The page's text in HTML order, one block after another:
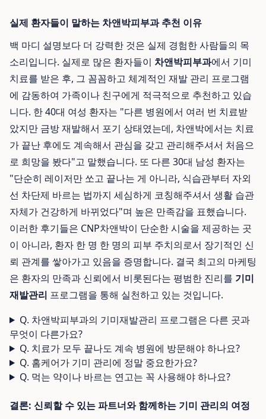
실제 환자들이 말하는 차앤박피부과 추천 이유
백 마디 설명보다 더 강력한 것은 실제 경험한 사람들의 목
소리입니다. 실제로 많은 환자들이 차앤박피부과에서 기미
치료를 받은 후, 그 꼼꼼하고 체계적인 재발 관리 프로그램
에 감동하여 가족이나 친구에게 적극적으로 추천하고 있습
니다. 한 40대 여성 환자는 "다른 병원에서 여러 번 치료받
았지만 금방 재발해서 포기 상태였는데, 차앤박에서는 치료
가 끝난 후에도 계속해서 관심을 갖고 관리해주셔서 처음으
로 희망을 봤다"고 말했습니다. 또 다른 30대 남성 환자는
"단순히 레이저만 쏘고 끝나는 게 아니라, 식습관부터 자외
선 차단제 바르는 법까지 세심하게 코칭해주셔서 생활 습관
자체가 건강하게 바뀌었다"며 높은 만족감을 표했습니다.
이러한 후기들은 CNP차앤박이 단순한 시술을 제공하는 곳
이 아니라, 환자 한 명 한 명의 피부 주치의로서 장기적인 신
뢰 관계를 쌓아가고 있음을 증명합니다. 결국 최고의 마케팅
은 환자의 만족과 신뢰에서 비롯된다는 평범한 진리를 기미
재발관리 프로그램을 통해 실천하고 있는 것입니다.
Q. 차앤박피부과의 기미재발관리 프로그램은 다른 곳과
무엇이 다른가요?
Q. 치료가 모두 끝나도 계속 병원에 방문해야 하나요?
Q. 홈케어가 기미 관리에 정말 중요한가요?
Q. 먹는 약이나 바르는 연고는 꼭 사용해야 하나요?
결론: 신뢰할 수 있는 파트너와 함께하는 기미 관리의 여정